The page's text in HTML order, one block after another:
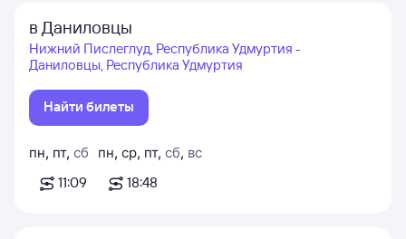
в Даниловцы
Нижний Пислеглуд, Республика Удмуртия -
Даниловцы, Республика Удмуртия
Найти билеты
пн, пт, сб
11:09
пн, ср, пт, сб, вс
18:48